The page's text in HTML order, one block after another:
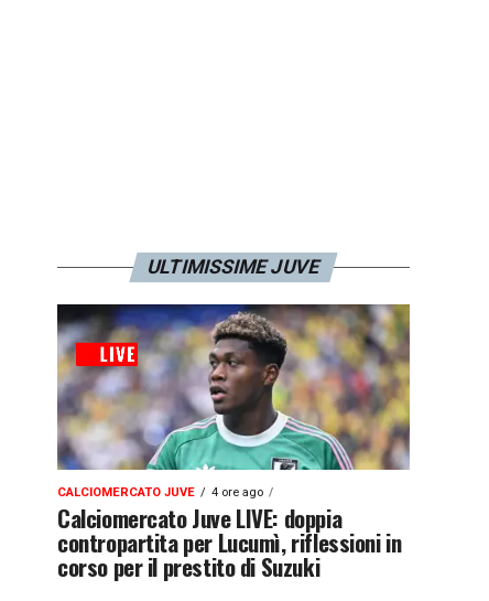
ULTIMISSIME JUVE
CALCIOMERCATO JUVE 4 ore ago
Calciomercato Juve LIVE: doppia
contropartita per Lucumì, riflessioni in
corso per il prestito di Suzuki